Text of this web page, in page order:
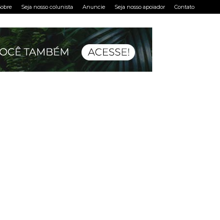
Seja nosso colunista Anuncie Seja nosso apoiador Contato